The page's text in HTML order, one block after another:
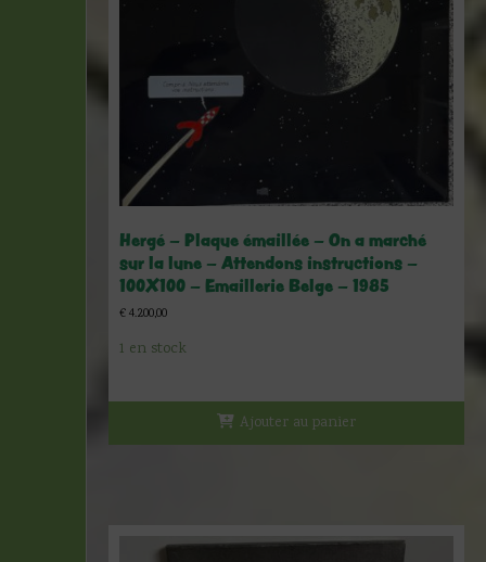
Hergé – Plaque émaillée – On a marché
sur la lune – Attendons instructions –
100X100 – Emaillerie Belge – 1985
€4.200,00
1 en stock
Ajouter au panier